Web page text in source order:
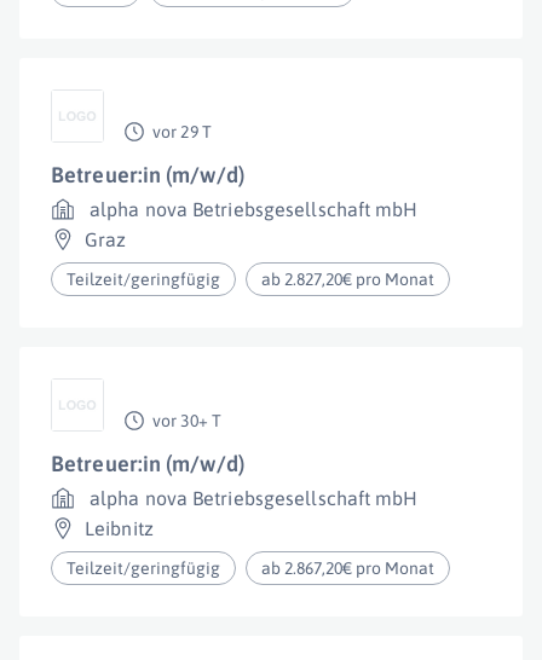
vor 29 T
Betreuer:in (m/w/d)
alpha nova Betriebsgesellschaft mbH
Graz
Teilzeit/geringfügig ab 2.827,20€ pro Monat
vor 30+ T
Betreuer:in (m/w/d)
alpha nova Betriebsgesellschaft mbH
Leibnitz
Teilzeit/geringfügig ab 2.867,20€ pro Monat